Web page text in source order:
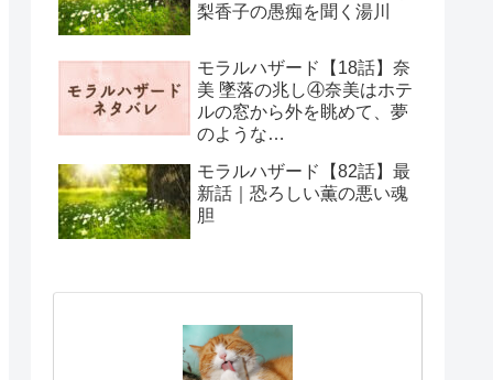
梨香子の愚痴を聞く湯川
モラルハザード【18話】奈
美 墜落の兆し④奈美はホテ
ルの窓から外を眺めて、夢
のような…
モラルハザード【82話】最
新話｜恐ろしい薫の悪い魂
胆